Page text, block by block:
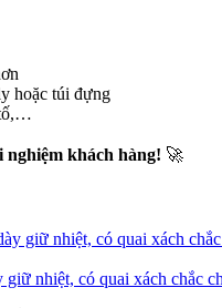
hoặc túi đựng
tố,…
nghiệm khách hàng! 🚀
nhiệt, có quai xách chắc